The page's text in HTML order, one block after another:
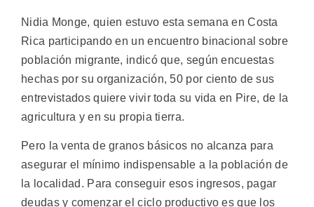
Nidia Monge, quien estuvo esta semana en Costa
Rica participando en un encuentro binacional sobre
población migrante, indicó que, según encuestas
hechas por su organización, 50 por ciento de sus
entrevistados quiere vivir toda su vida en Pire, de la
agricultura y en su propia tierra.
Pero la venta de granos básicos no alcanza para
asegurar el mínimo indispensable a la población de
la localidad. Para conseguir esos ingresos, pagar
deudas y comenzar el ciclo productivo es que los